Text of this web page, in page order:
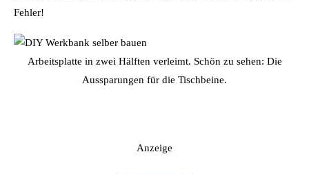
Fehler!
Arbeitsplatte in zwei Hälften verleimt. Schön zu sehen: Die
Aussparungen für die Tischbeine.
Anzeige